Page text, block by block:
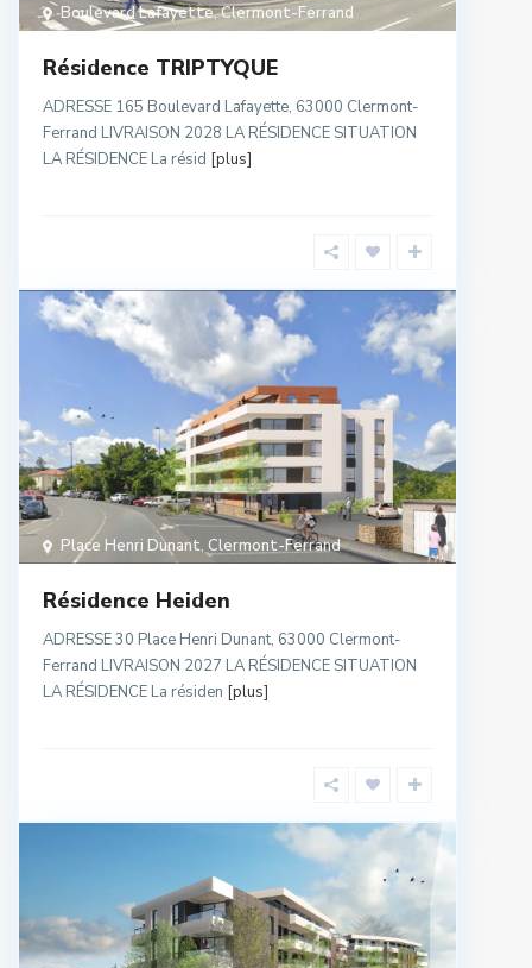
Boulevard Lafayette,Clermont-Ferrand
Résidence TRIPTYQUE
ADRESSE 165 Boulevard Lafayette, 63000 Clermont-
Ferrand LIVRAISON 2028 LA RÉSIDENCE SITUATION
LA RÉSIDENCE La résid [plus]
Place Henri Dunant, Clermont-Ferrand
Résidence Heiden
ADRESSE 30 Place Henri Dunant, 63000 Clermont-
Ferrand LIVRAISON 2027 LA RÉSIDENCE SITUATION
LA RÉSIDENCE La résiden [plus]